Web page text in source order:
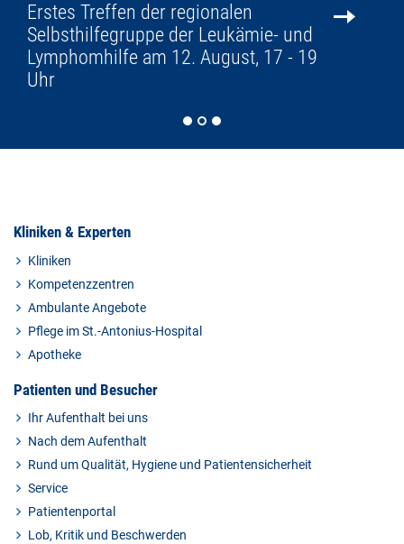
Erstes Treffen der regionalen
Selbsthilfegruppe der Leukämie- und
Lymphomhilfe am 12. August, 17 - 19
Uhr
Kliniken & Experten
Kliniken
Kompetenzzentren
Ambulante Angebote
Pflege im St.-Antonius-Hospital
Apotheke
Patienten und Besucher
Ihr Aufenthalt bei uns
Nach dem Aufenthalt
Rund um Qualität, Hygiene und Patientensicherheit
Service
Patientenportal
Lob, Kritik und Beschwerden